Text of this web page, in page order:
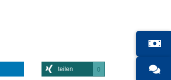
teilen 0